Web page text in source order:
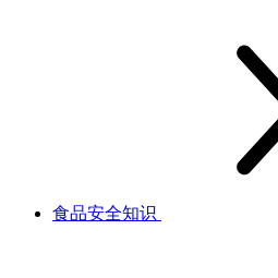
食品安全知识